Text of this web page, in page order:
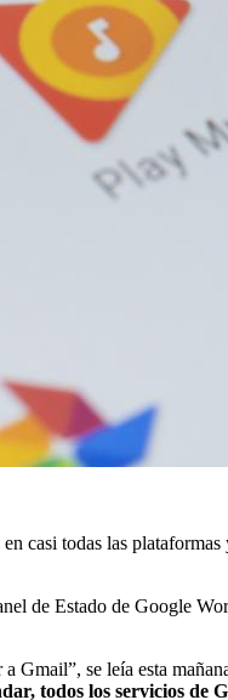
casi todas las
de Estado de Google
Gmail”, se leía esta
todos los servicios de